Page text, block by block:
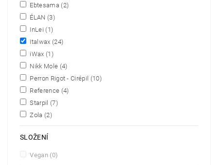
Ebtesama (2)
ÉLAN (3)
InLei (1)
Italwax (24)
iWax (1)
Nikk Mole (4)
Perron Rigot - Cirépil (10)
Reference (4)
Starpil (7)
Zola (2)
SLOŽENÍ
Vegan (0)